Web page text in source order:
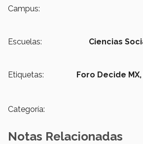
Campus:
Escuelas: Ciencias
Etiquetas: Foro Decide MX,
Categoría:
Notas Relacionadas